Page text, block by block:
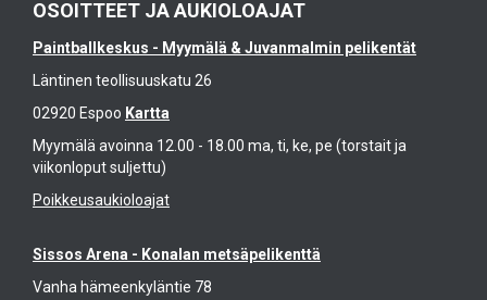
OSOITTEET JA AUKIOLOAJAT
Paintballkeskus - Myymälä & Juvanmalmin pelikentät
Läntinen teollisuuskatu 26
02920 Espoo Kartta
Myymälä avoinna 12.00 - 18.00 ma, ti, ke, pe (torstait ja
viikonloput suljettu)
Poikkeusaukioloajat
Sissos Arena - Konalan metsäpelikenttä
Vanha hämeenkyläntie 78